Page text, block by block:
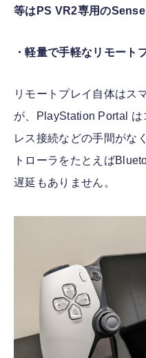
等はPS VR2専用の
・軽量で手軽なリモート
リモートプレイ自体はス
が、PlayStation Portal は
レス接続などの手間がな
トローラをたとえば
遅延もありません。